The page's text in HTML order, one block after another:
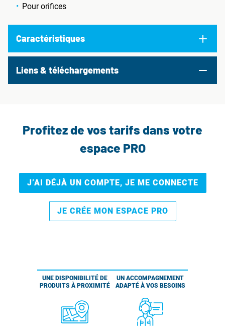
Pour orifices
Caractéristiques
Liens & téléchargements
Profitez de vos tarifs dans votre
espace PRO
J’AI DÉJÀ UN COMPTE, JE ME CONNECTE
JE CRÉE MON ESPACE PRO
UNE DISPONIBILITÉ DE
PRODUITS À PROXIMITÉ
UN ACCOMPAGNEMENT
ADAPTÉ À VOS BESOINS